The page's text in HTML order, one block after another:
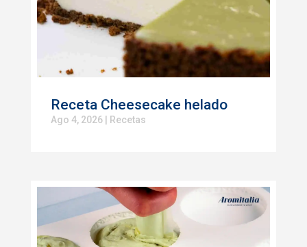
Receta Cheesecake helado
Ago 4, 2026| Recetas